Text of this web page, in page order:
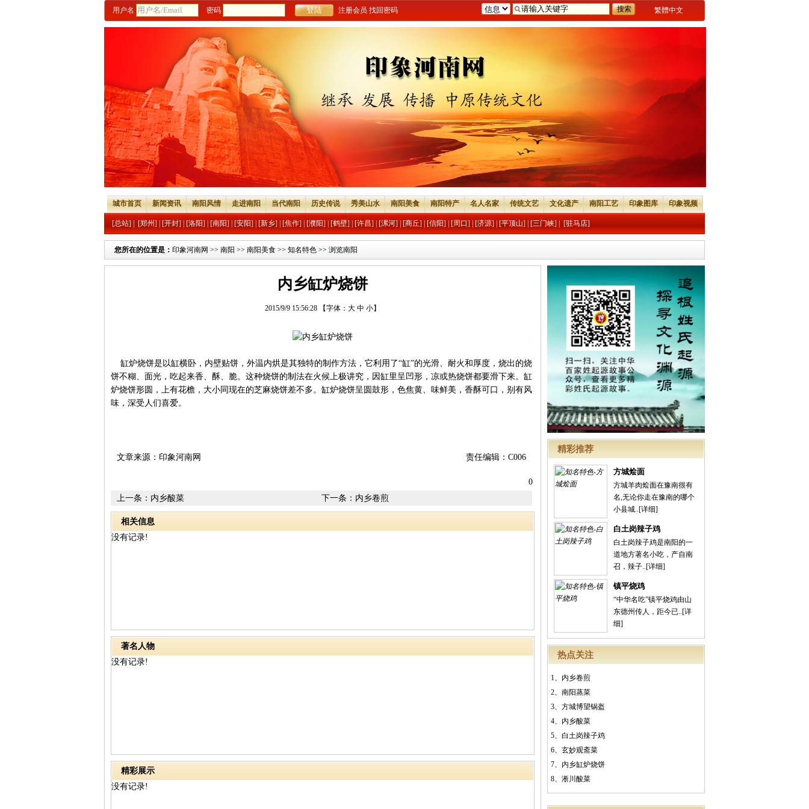
繁體中文
用户名 密码 注册会员 找回密码
城市首页 新闻资讯 南阳风情 走进南阳 当代南阳 历史传说 秀美山水 南阳美食 南阳特产 名人名家 传统文艺 文化遗产 南阳工艺 印象图库 印象视频
[总站] [郑州] [开封] [洛阳] [南阳] [安阳] [新乡] [焦作] [濮阳] [鹤壁] [许昌] [漯河] [商丘] [信阳] [周口] [济源] [平顶山] [三门峡] [驻马店]
您所在的位置是： 印象河南网 >> 南阳 >> 南阳美食 >> 知名特色 >> 浏览南阳
精彩推荐
方城烩面
方城羊肉烩面在豫南很有
名,无论你走在豫南的哪个
小县城..[详细]
白土岗辣子鸡
白土岗辣子鸡是南阳的一
道地方著名小吃，产自南
召，辣子..[详细]
镇平烧鸡
“中华名吃”镇平烧鸡由山
东德州传人，距今已..[详
细]
热点关注
1、 内乡卷煎
2、 南阳蒸菜
3、 方城博望锅盔
4、 内乡酸菜
5、 白土岗辣子鸡
6、 玄妙观斋菜
7、 内乡缸炉烧饼
8、 淅川酸菜
内乡缸炉烧饼
2015/9/9 15:56:28 【字体： 大 中 小】
缸炉烧饼是以缸横卧，内壁贴饼，外温内烘是其独特的制作方法，它利用了“缸”的光滑、耐火和厚度，烧出的烧
饼不糊、面光，吃起来香、酥、脆。这种烧饼的制法在火候上极讲究，因缸里呈凹形，凉或热烧饼都要滑下来。缸
炉烧饼形圆，上有花檐，大小同现在的芝麻烧饼差不多。缸炉烧饼呈圆鼓形，色焦黄、味鲜美，香酥可口，别有风
味，深受人们喜爱。
责任编辑：C006
文章来源：印象河南网
0
下一条： 内乡卷煎
上一条： 内乡酸菜
相关信息
没有记录!
著名人物
没有记录!
精彩展示
没有记录!